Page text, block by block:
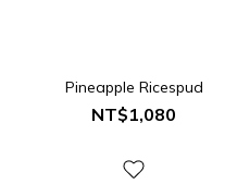
Pineapple Ricespud
NT$1,080